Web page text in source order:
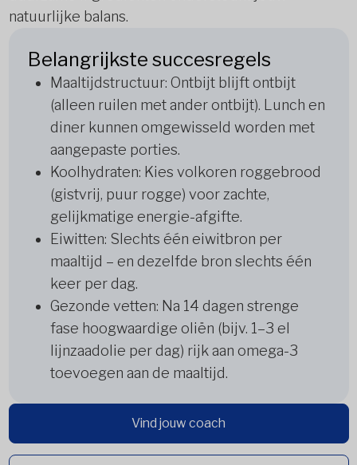
natuurlijke balans.
Belangrijkste succesregels
Maaltijdstructuur: Ontbijt blijft ontbijt
(alleen ruilen met ander ontbijt). Lunch en
diner kunnen omgewisseld worden met
aangepaste porties.
Koolhydraten: Kies volkoren roggebrood
(gistvrij, puur rogge) voor zachte,
gelijkmatige energie-afgifte.
Eiwitten: Slechts één eiwitbron per
maaltijd – en dezelfde bron slechts één
keer per dag.
Gezonde vetten: Na 14 dagen strenge
fase hoogwaardige oliën (bijv. 1–3 el
lijnzaadolie per dag) rijk aan omega-3
toevoegen aan de maaltijd.
Vind jouw coach